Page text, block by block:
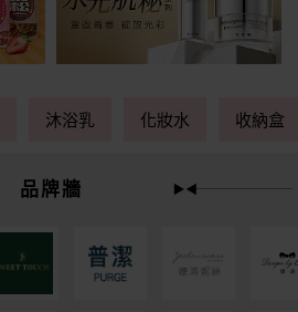
沐浴乳 化妝水 收納盒
品牌牆